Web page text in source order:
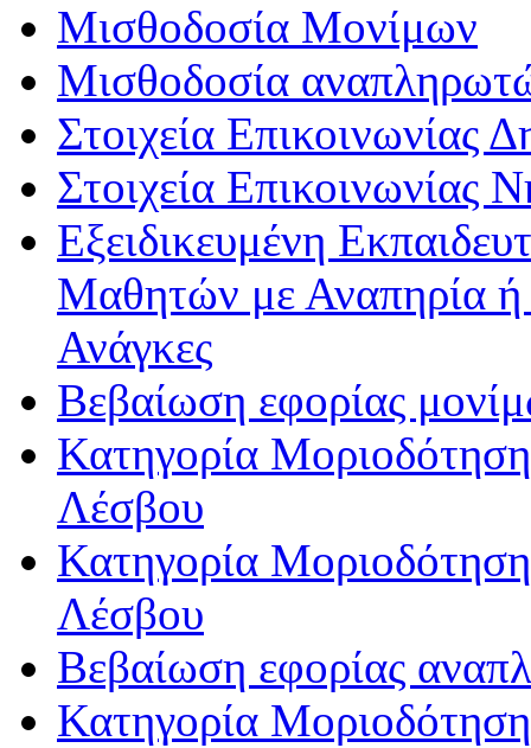
Μισθοδοσία Μονίμων
Μισθοδοσία
Στοιχεία Επικοινωνίας
Στοιχεία Επικοινωνίας
Εξειδικευμένη
Μαθητών με Αναπηρία ή /
Ανάγκες
Βεβαίωση εφορίας
Κατηγορία
Λέσβου
Κατηγορία
Λέσβου
Βεβαίωση εφορίας
Κατηγορία